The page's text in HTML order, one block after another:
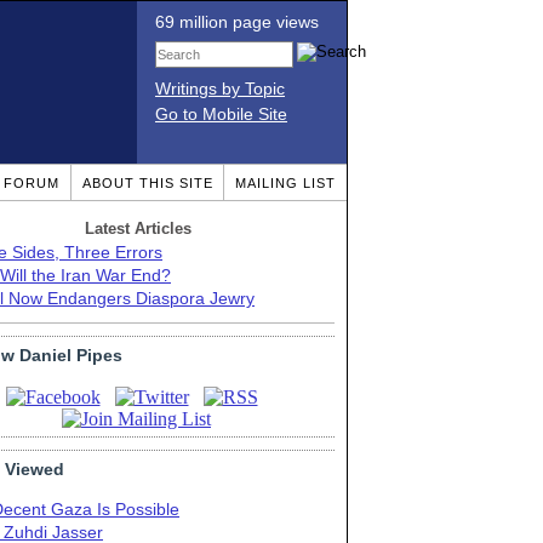
69 million page views
Writings by Topic
Go to Mobile Site
ABOUT THIS SITE MAILING LIST
Latest Articles
Sides, Three Errors
the Iran War End?
Now Endangers Diaspora Jewry
Daniel Pipes
Gaza Is Possible
Zuhdi Jasser